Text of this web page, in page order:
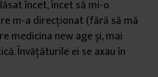
încet, încet să mi-o
m-a direcționat (fără să mă
medicina new age și, mai
Învățăturile ei se axau în